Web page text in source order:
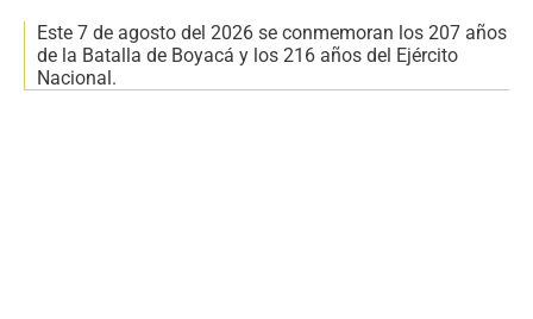
Este 7 de agosto del 2026 se conmemoran los 207 años
de la Batalla de Boyacá y los 216 años del Ejército
Nacional.